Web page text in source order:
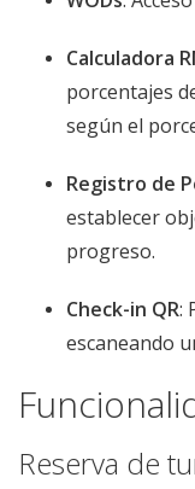
Calculadora
porcentajes
según el
Registro de
establecer
progreso.
Check-in QR:
escaneando
Reserva de